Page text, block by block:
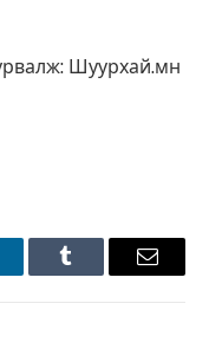
Шуурхай.мн
Tumblr Имэйл